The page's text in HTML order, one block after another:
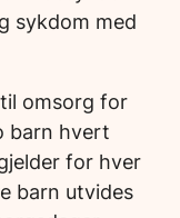
sykdom med
omsorg for
barn hvert
for hver
barn utvides